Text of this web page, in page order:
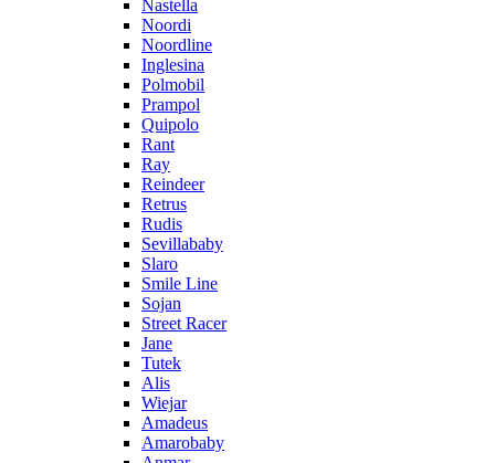
Nastella
Noordi
Noordline
Inglesina
Polmobil
Prampol
Quipolo
Rant
Ray
Reindeer
Retrus
Rudis
Sevillababy
Slaro
Smile Line
Sojan
Street Racer
Jane
Tutek
Alis
Wiejar
Amadeus
Amarobaby